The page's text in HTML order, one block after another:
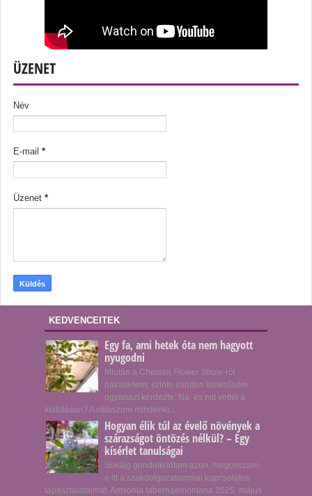
ÜZENET
Név
E-mail *
Üzenet *
KEDVENCEITEK
Egy fa, ami hetek óta nem hagyott
nyugodni
Miután a Chelsea Flower Show-ról
hazatértem, szinte minden ismerősöm
ugyanazt kérdezte: Na, és mit vettél a
kiállításon? A válaszom mindenki...
Hogyan élik túl az évelő növények a
szárazságot öntözés nélkül? – Egy
kísérlet tanulságai
Sokáig gondolkodtam azon, megosszam-
e itt a szakdolgozatommal kapcsolatos
tapasztalataimat. Amsonia tabernaemontana 2025. május